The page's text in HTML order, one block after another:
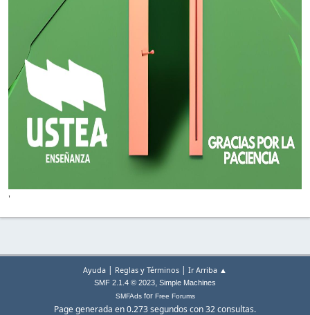
'
Ayuda | Reglas y Términos | Ir Arriba ▲
SMF 2.1.4 © 2023, Simple Machines
SMFAdsfor Free Forums
Page generada en 0.273 segundos con 32 consultas.